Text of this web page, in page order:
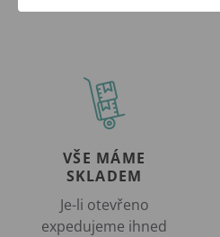
VŠE MÁME
SKLADEM
Je-li otevřeno
expedujeme ihned